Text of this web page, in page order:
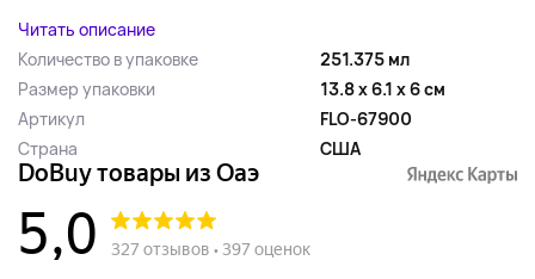
Читать описание
Количество в упаковке
251.375 мл
Размер упаковки
13.8 x 6.1 x 6 см
Артикул
FLO-67900
Страна
США